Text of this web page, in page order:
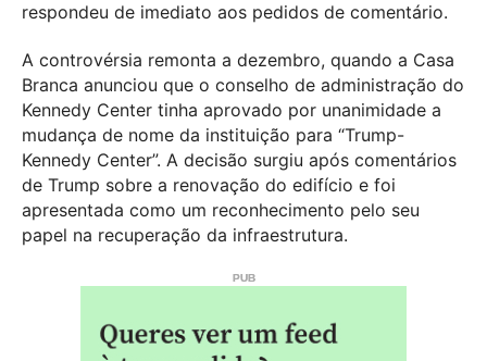
respondeu de imediato aos pedidos de comentário.
A controvérsia remonta a dezembro, quando a Casa
Branca anunciou que o conselho de administração do
Kennedy Center tinha aprovado por unanimidade a
mudança de nome da instituição para “Trump-
Kennedy Center”. A decisão surgiu após comentários
de Trump sobre a renovação do edifício e foi
apresentada como um reconhecimento pelo seu
papel na recuperação da infraestrutura.